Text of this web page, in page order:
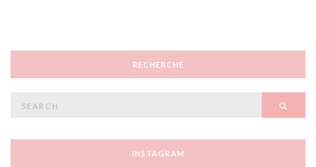
RECHERCHE
INSTAGRAM